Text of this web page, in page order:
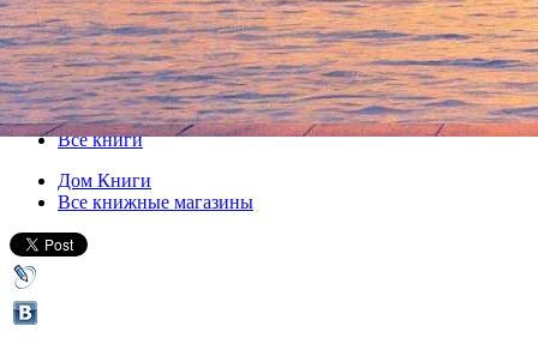
книгу «Полтора кролика»
30 января 2013, среда,19.00
Версия для печати
Все книги
Дом Книги
Все книжные магазины